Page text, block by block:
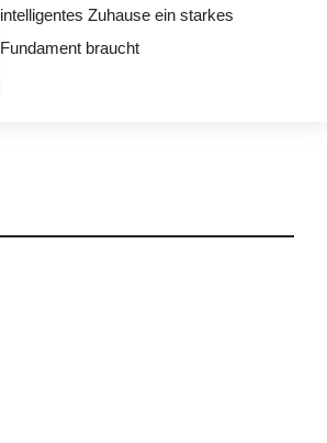
intelligentes Zuhause ein starkes
Fundament braucht